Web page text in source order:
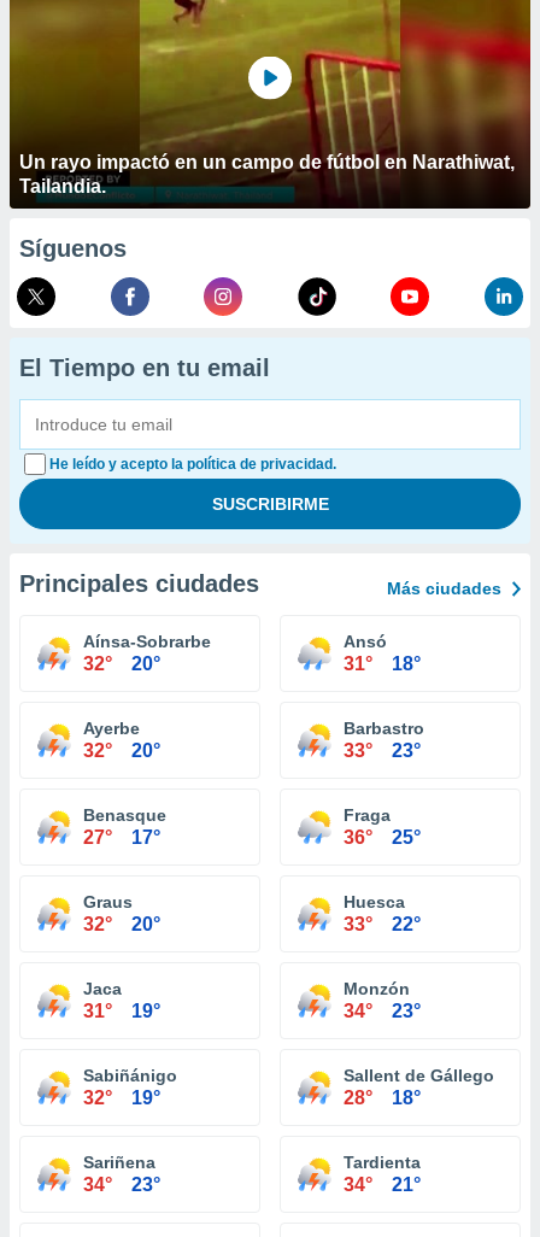
Un rayo impactó en un campo de fútbol en Narathiwat,
Tailandia.
Síguenos
El Tiempo en tu email
He leído y acepto la política de privacidad.
Principales ciudades Más ciudades
Aínsa-Sobrarbe
32° 20°
Ansó
31° 18°
Ayerbe
32° 20°
Barbastro
33° 23°
Benasque
27° 17°
Fraga
36° 25°
Graus
32° 20°
Huesca
33° 22°
Jaca
31° 19°
Monzón
34° 23°
Sabiñánigo
32° 19°
Sallent de Gállego
28° 18°
Sariñena
34° 23°
Tardienta
34° 21°